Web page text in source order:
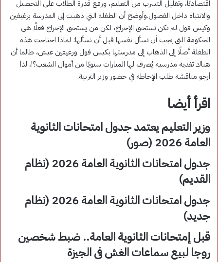
اقتصاديًا، وتقليل التسرب من التعليم، ورفع قدرة الطلاب على التحصيل
والانتباه داخل الفصول.وأوضح أن الطفلة التي ذهبت إلى المدرسة برغيفين
وكيس فول لم تكن تستحق الإحراج، لكن من يستحق الإحراج فعلًا هي
الحكومة التي يجب أن تسأل نفسها قبل أن نسألها: لماذا احتاجت هذه
الطفلة أصلًا إلى الذهاب إلى مدرستها بكيس فول ورغيفين عيش، طالما أن
هناك تغذية مدرسية يُصرف لها الميارات سنويًا من أموال الشعب؟!، لذا
أرجو مناقشة طلب الإحاطة في حضور وزير التربية.
اقرأ أيضا
وزير التعليم يعتمد جدول امتحانات الثانوية
العامة 2026 (صور)
جدول امتحانات الثانوية العامة 2026 (نظام
القديم)
جدول امتحانات الثانوية العامة 2026 (نظام
جديد)
قبل إمتحانات الثانوية العامة.. ضبط شخصين
روجا لبيع سماعات الغش فى الجيزة